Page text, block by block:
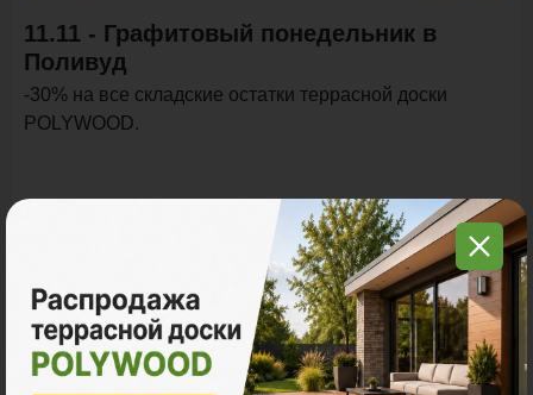
11.11 - Графитовый понедельник в
Поливуд
-30% на все складские остатки террасной доски
POLYWOOD.
Все акции